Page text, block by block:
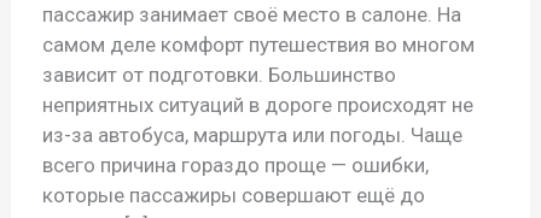
пассажир занимает своё место в салоне. На
самом деле комфорт путешествия во многом
зависит от подготовки. Большинство
неприятных ситуаций в дороге происходят не
из-за автобуса, маршрута или погоды. Чаще
всего причина гораздо проще — ошибки,
которые пассажиры совершают ещё до